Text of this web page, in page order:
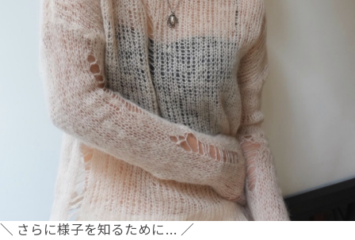
＼ さらに様子を知るために… ／